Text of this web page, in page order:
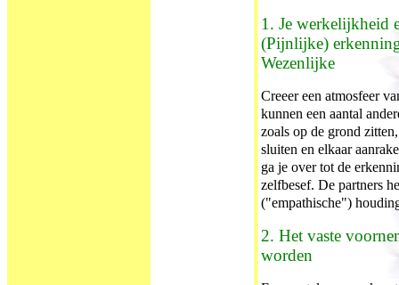
1. Je werkelijkheid
(Pijnlijke)
Wezenlijke
Creeer een atmosfeer
kunnen een aantal
zoals op de grond
sluiten en elkaar
ga je over tot de
zelfbesef. De partners
("empathische")
2. Het vaste
worden